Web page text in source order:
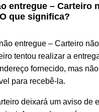
entregue – Carteiro
que significa?
entregue – Carteiro
tentou realizar a
fornecido, mas
para recebê-la.
deixará um aviso de